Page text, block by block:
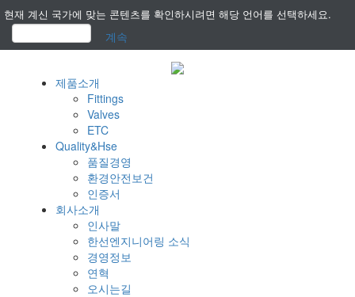
현재 계신 국가에 맞는 콘텐츠를 확인하시려면 해당 언어를 선택하세요.
계속
제품소개
Fittings
Valves
ETC
Quality&Hse
품질경영
환경안전보건
인증서
회사소개
인사말
한선엔지니어링 소식
경영정보
연혁
오시는길